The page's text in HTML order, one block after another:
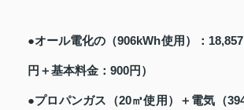
●オール電化の（906kWh使用）：
円＋基本料金：900円）
●プロパンガス（20㎥使用）＋電気（